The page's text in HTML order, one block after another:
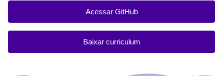
Acessar GitHub
Baixar curriculum